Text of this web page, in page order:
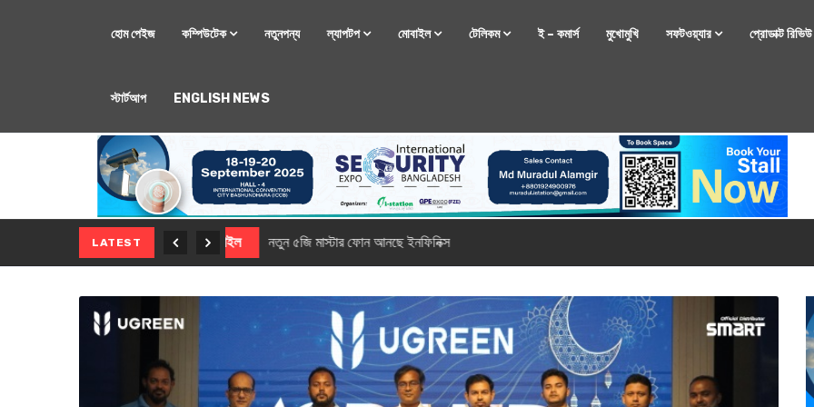
হোম পেইজ কম্পিউটেক নতুনপন্য ল্যাপটপ মোবাইল টেলিকম ই – কমার্স মুখোমুখি সফটওয়্যার প্রোডাক্ট রিভিউ
স্টার্টআপ ENGLISH NEWS
LATEST মোবাইল নতুন সি-সিরিজ স্মার্টফোন নিয়ে আসছে রিয়েলমি